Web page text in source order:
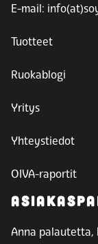
E-mail:
Tuotteet
Ruokablogi
Yritys
Yhteystiedot
OIVA-raportit
Anna